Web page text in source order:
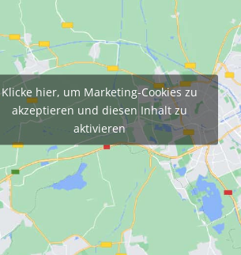
Klicke hier, um Marketing-Cookies zu
akzeptieren und diesen Inhalt zu
aktivieren